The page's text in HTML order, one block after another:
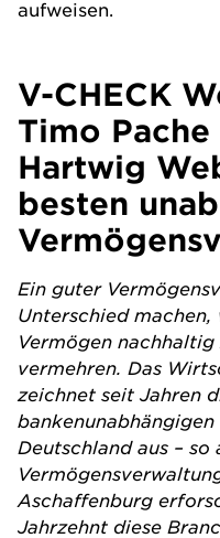
aufweisen.
V-CHECK
Timo Pache
Hartwig
besten
Ein guter
Unterschied machen,
Vermögen
vermehren. Das
zeichnet seit Jahren
Deutschland aus –
Aschaffenburg
Jahrzehnt diese